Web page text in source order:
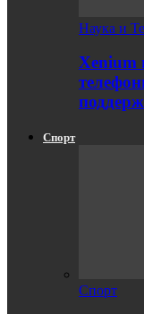
Наука и
Xenium
Спорт
Спорт